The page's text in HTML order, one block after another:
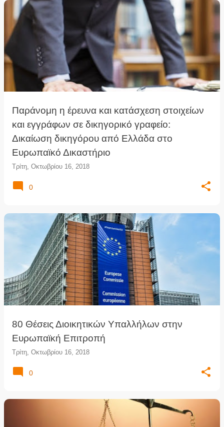
Παράνομη η έρευνα και κατάσχεση στοιχείων
και εγγράφων σε δικηγορικό γραφείο:
Δικαίωση δικηγόρου από Ελλάδα στο
Ευρωπαϊκό Δικαστήριο
Τρίτη, Οκτωβρίου 16, 2018
0
80 Θέσεις Διοικητικών Υπαλλήλων στην
Ευρωπαϊκή Επιτροπή
Τρίτη, Οκτωβρίου 16, 2018
0